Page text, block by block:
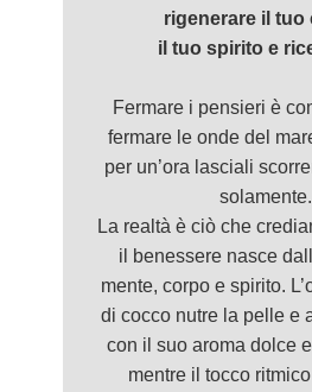
rigenerare il tuo
il tuo spirito e
Fermare i pensieri è
fermare le onde del
per un’ora lasciali
solamente.
La realtà è ciò che
il benessere nasce
mente, corpo e spirito.
di cocco nutre la pelle e
con il suo aroma dolce
mentre il tocco